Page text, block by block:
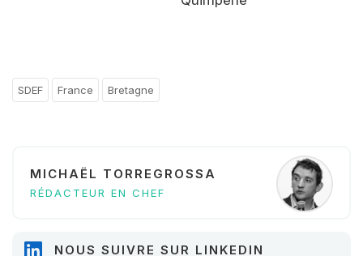
SDEF France Bretagne
MICHAËL TORREGROSSA
RÉDACTEUR EN CHEF
NOUS SUIVRE SUR LINKEDIN